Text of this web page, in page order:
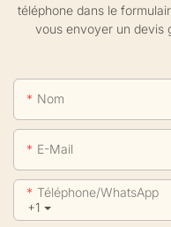
téléphone dans le
vous envoyer un devis
Nom
E-Mail
+1
Téléphone/WhatsApp